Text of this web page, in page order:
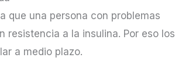
que una persona con problemas
a la insulina. Por eso los
a medio plazo.